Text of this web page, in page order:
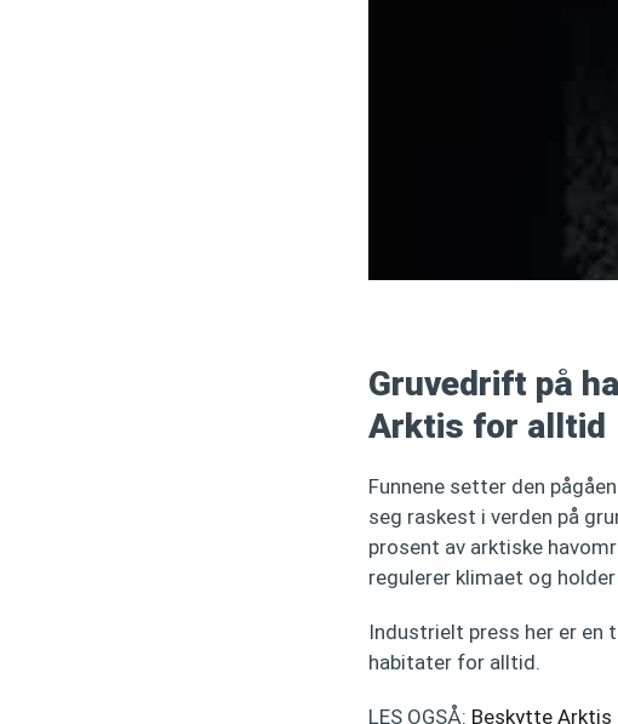
Gruvedrift på
Arktis for alltid
Funnene setter den
seg raskest i verden på
prosent av arktiske
regulerer klimaet og
Industrielt press her er en
habitater for alltid.
LES OGSÅ: Beskytte Arktis